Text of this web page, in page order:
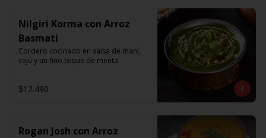
Nilgiri Korma con Arroz
Basmati
Cordero cocinado en salsa de maní,
cajú y un fino toque de menta
$12.490
Rogan Josh con Arroz